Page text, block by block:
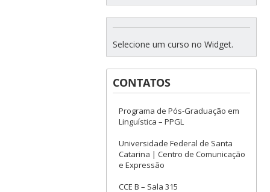
Selecione um curso no Widget.
CONTATOS
Programa de Pós-Graduação em
Linguística – PPGL
Universidade Federal de Santa
Catarina | Centro de Comunicação
e Expressão
CCE B – Sala 315